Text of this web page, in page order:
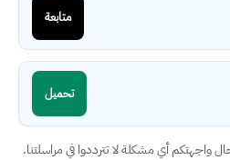
متابعة
تحميل
واجهتكم أي مشكلة لا تترددوا في مراسلتنا.